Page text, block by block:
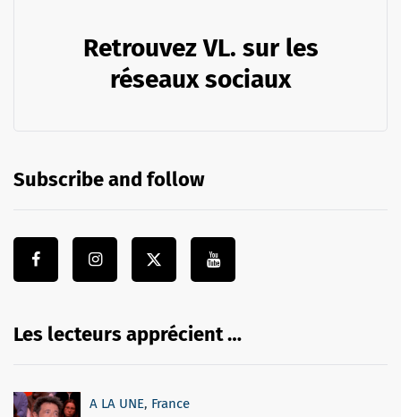
Retrouvez VL. sur les
réseaux sociaux
Subscribe and follow
Les lecteurs apprécient …
A LA UNE, France